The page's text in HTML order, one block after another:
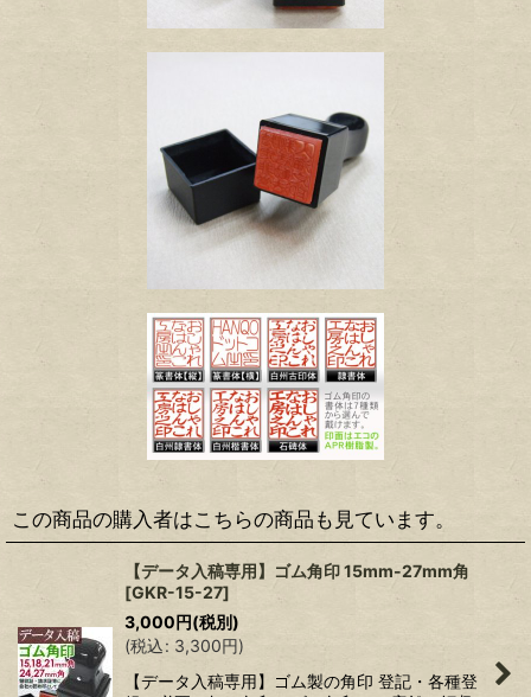
この商品の購入者はこちらの商品も見ています。
【データ入稿専用】ゴム角印 15mm-27mm角
[GKR-15-27]
3,000円(税別)
(税込: 3,300円)
【データ入稿専用】ゴム製の角印 登記・各種登